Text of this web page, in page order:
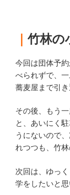
竹林の
今回は団体予
べられずで、
蕎麦屋まで引き
その後、もう
と、あいにく
うにないので
れつつも、竹
次回は、ゆっ
学をしたいと思